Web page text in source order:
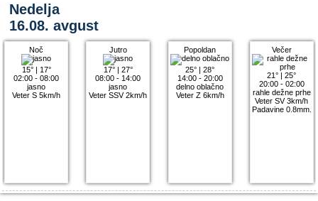
Nedelja
16.08. avgust
Noč
15°| 17°
02:00 - 08:00
jasno
Veter S 5km/h
Jutro
17°| 27°
08:00 - 14:00
jasno
Veter SSV 2km/h
Popoldan
25° |28°
14:00 - 20:00
delno oblačno
Veter Z 6km/h
Večer
21° |25°
20:00 - 02:00
rahle dežne prhe
Veter SV 3km/h
Padavine 0.8mm.